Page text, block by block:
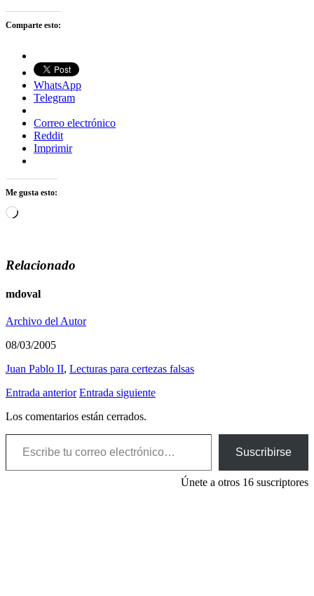
Comparte esto:
WhatsApp
Telegram
Correo electrónico
Reddit
Imprimir
Me gusta esto:
Cargando...
Relacionado
mdoval
Archivo del Autor
08/03/2005
Juan Pablo II, Lecturas para certezas falsas
Entrada anterior Entrada siguiente
Los comentarios están cerrados.
Escribe tu correo electrónico…
Suscribirse
Únete a otros 16 suscriptores